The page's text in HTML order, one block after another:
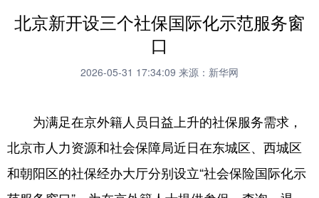
北京新开设三个社保国际化示范服务窗
口
2026-05-31 17:34:09 来源：新华网
为满足在京外籍人员日益上升的社保服务需求，
北京市人力资源和社会保障局近日在东城区、西城区
和朝阳区的社保经办大厅分别设立“社会保险国际化示